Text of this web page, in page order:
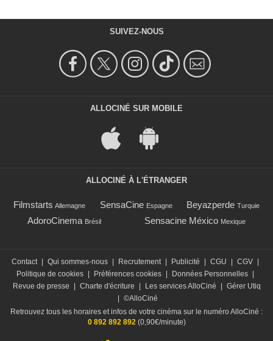
SUIVEZ-NOUS
ALLOCINÉ SUR MOBILE
ALLOCINÉ À L'ÉTRANGER
Filmstarts Allemagne SensaCine Espagne Beyazperde Turquie
AdoroCinema Brésil Sensacine México Mexique
Contact | Qui sommes-nous | Recrutement | Publicité | CGU | CGV |
Politique de cookies | Préférences cookies | Données Personnelles |
Revue de presse
| Charte d'écriture | Les services AlloCiné | Gérer Utiq
| ©AlloCiné
Retrouvez tous les horaires et infos de votre cinéma sur le numéro AlloCiné :
0 892 892 892 (0,90€/minute)